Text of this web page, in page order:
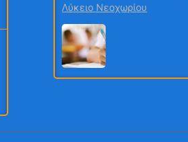
Λύκειο Νεοχωρίου